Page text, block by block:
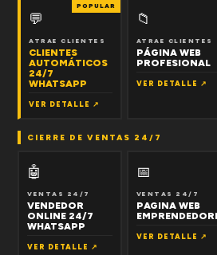
POPULAR
💬
ATRAE CLIENTES
CLIENTES
AUTOMÁTICOS
24/7
WHATSAPP
VER DETALLE ↗
📁
ATRAE CLIENTES
PÁGINA WEB
PROFESIONAL
VER DETALLE ↗
CIERRE DE VENTAS 24/7
🤖
VENTAS 24/7
VENDEDOR
ONLINE 24/7
WHATSAPP
VER DETALLE ↗
📅
VENTAS 24/7
PAGINA WEB
VER DETALLE ↗